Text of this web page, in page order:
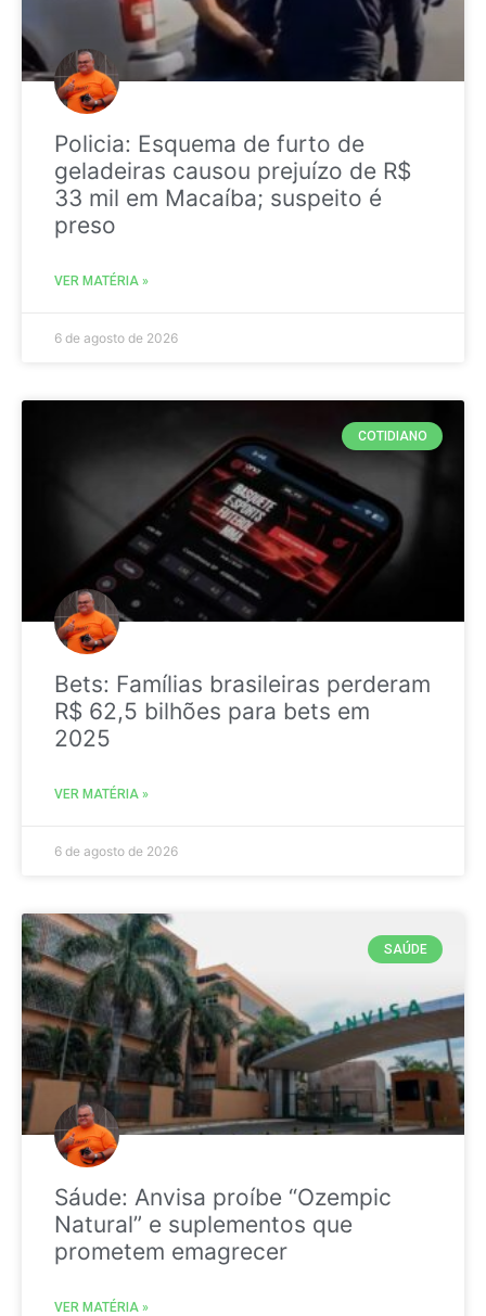
Policia: Esquema de furto de
geladeiras causou prejuízo de R$
33 mil em Macaíba; suspeito é
preso
VER MATÉRIA »
6 de agosto de 2026
COTIDIANO
Bets: Famílias brasileiras perderam
R$ 62,5 bilhões para bets em
2025
VER MATÉRIA »
6 de agosto de 2026
SAÚDE
Sáude: Anvisa proíbe “Ozempic
Natural” e suplementos que
prometem emagrecer
VER MATÉRIA »